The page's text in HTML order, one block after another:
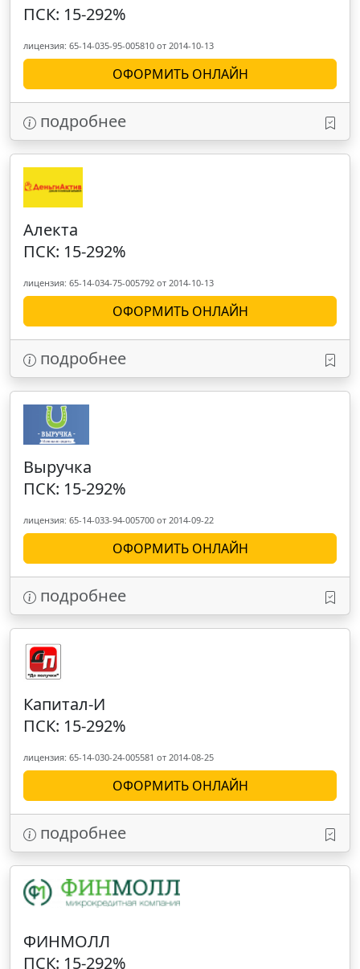
ПСК: 15-292%
лицензия: 65-14-035-95-005810 от 2014-10-13
ОФОРМИТЬ ОНЛАЙН
подробнее
Алекта
ПСК: 15-292%
лицензия: 65-14-034-75-005792 от 2014-10-13
ОФОРМИТЬ ОНЛАЙН
подробнее
Выручка
ПСК: 15-292%
лицензия: 65-14-033-94-005700 от 2014-09-22
ОФОРМИТЬ ОНЛАЙН
подробнее
Капитал-И
ПСК: 15-292%
лицензия: 65-14-030-24-005581 от 2014-08-25
ОФОРМИТЬ ОНЛАЙН
подробнее
ФИНМОЛЛ
ПСК: 15-292%